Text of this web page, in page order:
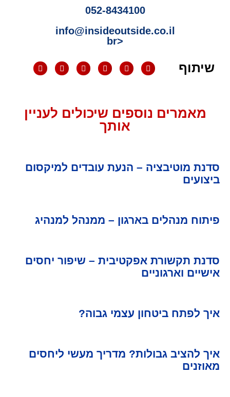
052-8434100
info@insideoutside.co.il
<br
שיתוף
מאמרים נוספים שיכולים לעניין
אותך
סדנת מוטיבציה – הנעת עובדים למיקסום
ביצועים
פיתוח מנהלים בארגון – ממנהל למנהיג
סדנת תקשורת אפקטיבית – שיפור יחסים
אישיים וארגוניים
איך לפתח ביטחון עצמי גבוה?
איך להציב גבולות? מדריך מעשי ליחסים
מאוזנים